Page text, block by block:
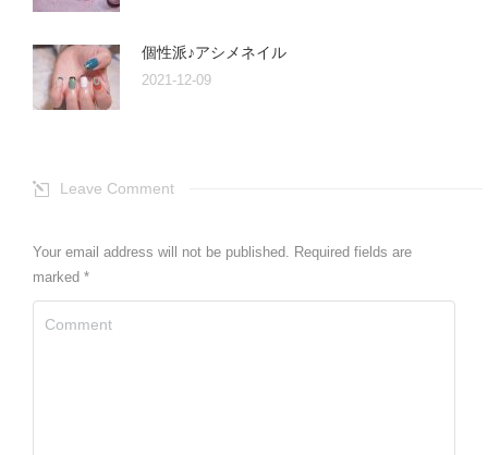
個性派♪アシメネイル
2021-12-09
Leave Comment
Your email address will not be published. Required fields are
marked *